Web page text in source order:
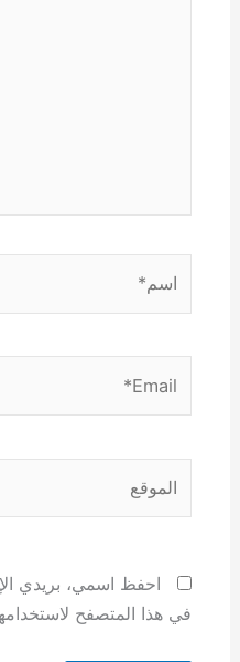
احفظ اسمي، بريدي
في هذا المتصفح